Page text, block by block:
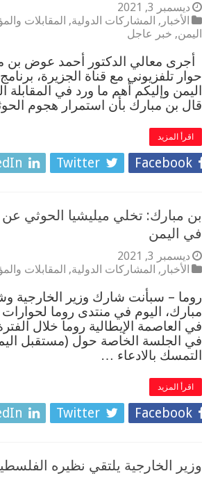
ديسمبر 3, 2021
الأخبار , المشاركات الدولية, المقابلات
اليمن, خبر عاجل
أجرى معالي الدكتور أحمد عوض بن
حوار تلفزيوني مع قناة الجزيرة،
قال بن مبارك بأن استمرار هجوم
اقرأ المزيد
Facebook
Twitter
بن مبارك: تخلي ميليشيا الحوثي
في اليمن
ديسمبر 3, 2021
الأخبار , المشاركات الدولية, المقابلات
روما – سبأنت شارك وزير الخارجية
مبارك، اليوم في منتدى روما
في الجلسة الخاصة حول (مستقبل
التمسك بالادعاء …
اقرأ المزيد
Facebook
Twitter
وزير الخارجية يلتقي نظيره